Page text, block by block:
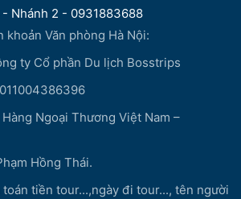
- Nhánh 2 - 0931883688
Văn phòng Hà Nội:
ty Cổ phần Du lịch Bosstrips
Ngoại Thương Việt Nam –
Hồng Thái.
toán tiền tour...,ngày đi tour..., tên người